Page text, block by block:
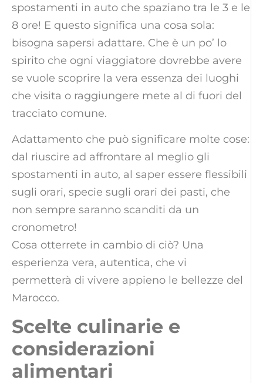
spostamenti in auto che spaziano tra le 3 e le
8 ore! E questo significa una cosa sola:
bisogna sapersi adattare. Che è un po’ lo
spirito che ogni viaggiatore dovrebbe avere
se vuole scoprire la vera essenza dei luoghi
che visita o raggiungere mete al di fuori del
tracciato comune.
Adattamento che può significare molte cose:
dal riuscire ad affrontare al meglio gli
spostamenti in auto, al saper essere flessibili
sugli orari, specie sugli orari dei pasti, che
non sempre saranno scanditi da un
cronometro!
Cosa otterrete in cambio di ciò? Una
esperienza vera, autentica, che vi
permetterà di vivere appieno le bellezze del
Marocco.
Scelte culinarie e
considerazioni
alimentari